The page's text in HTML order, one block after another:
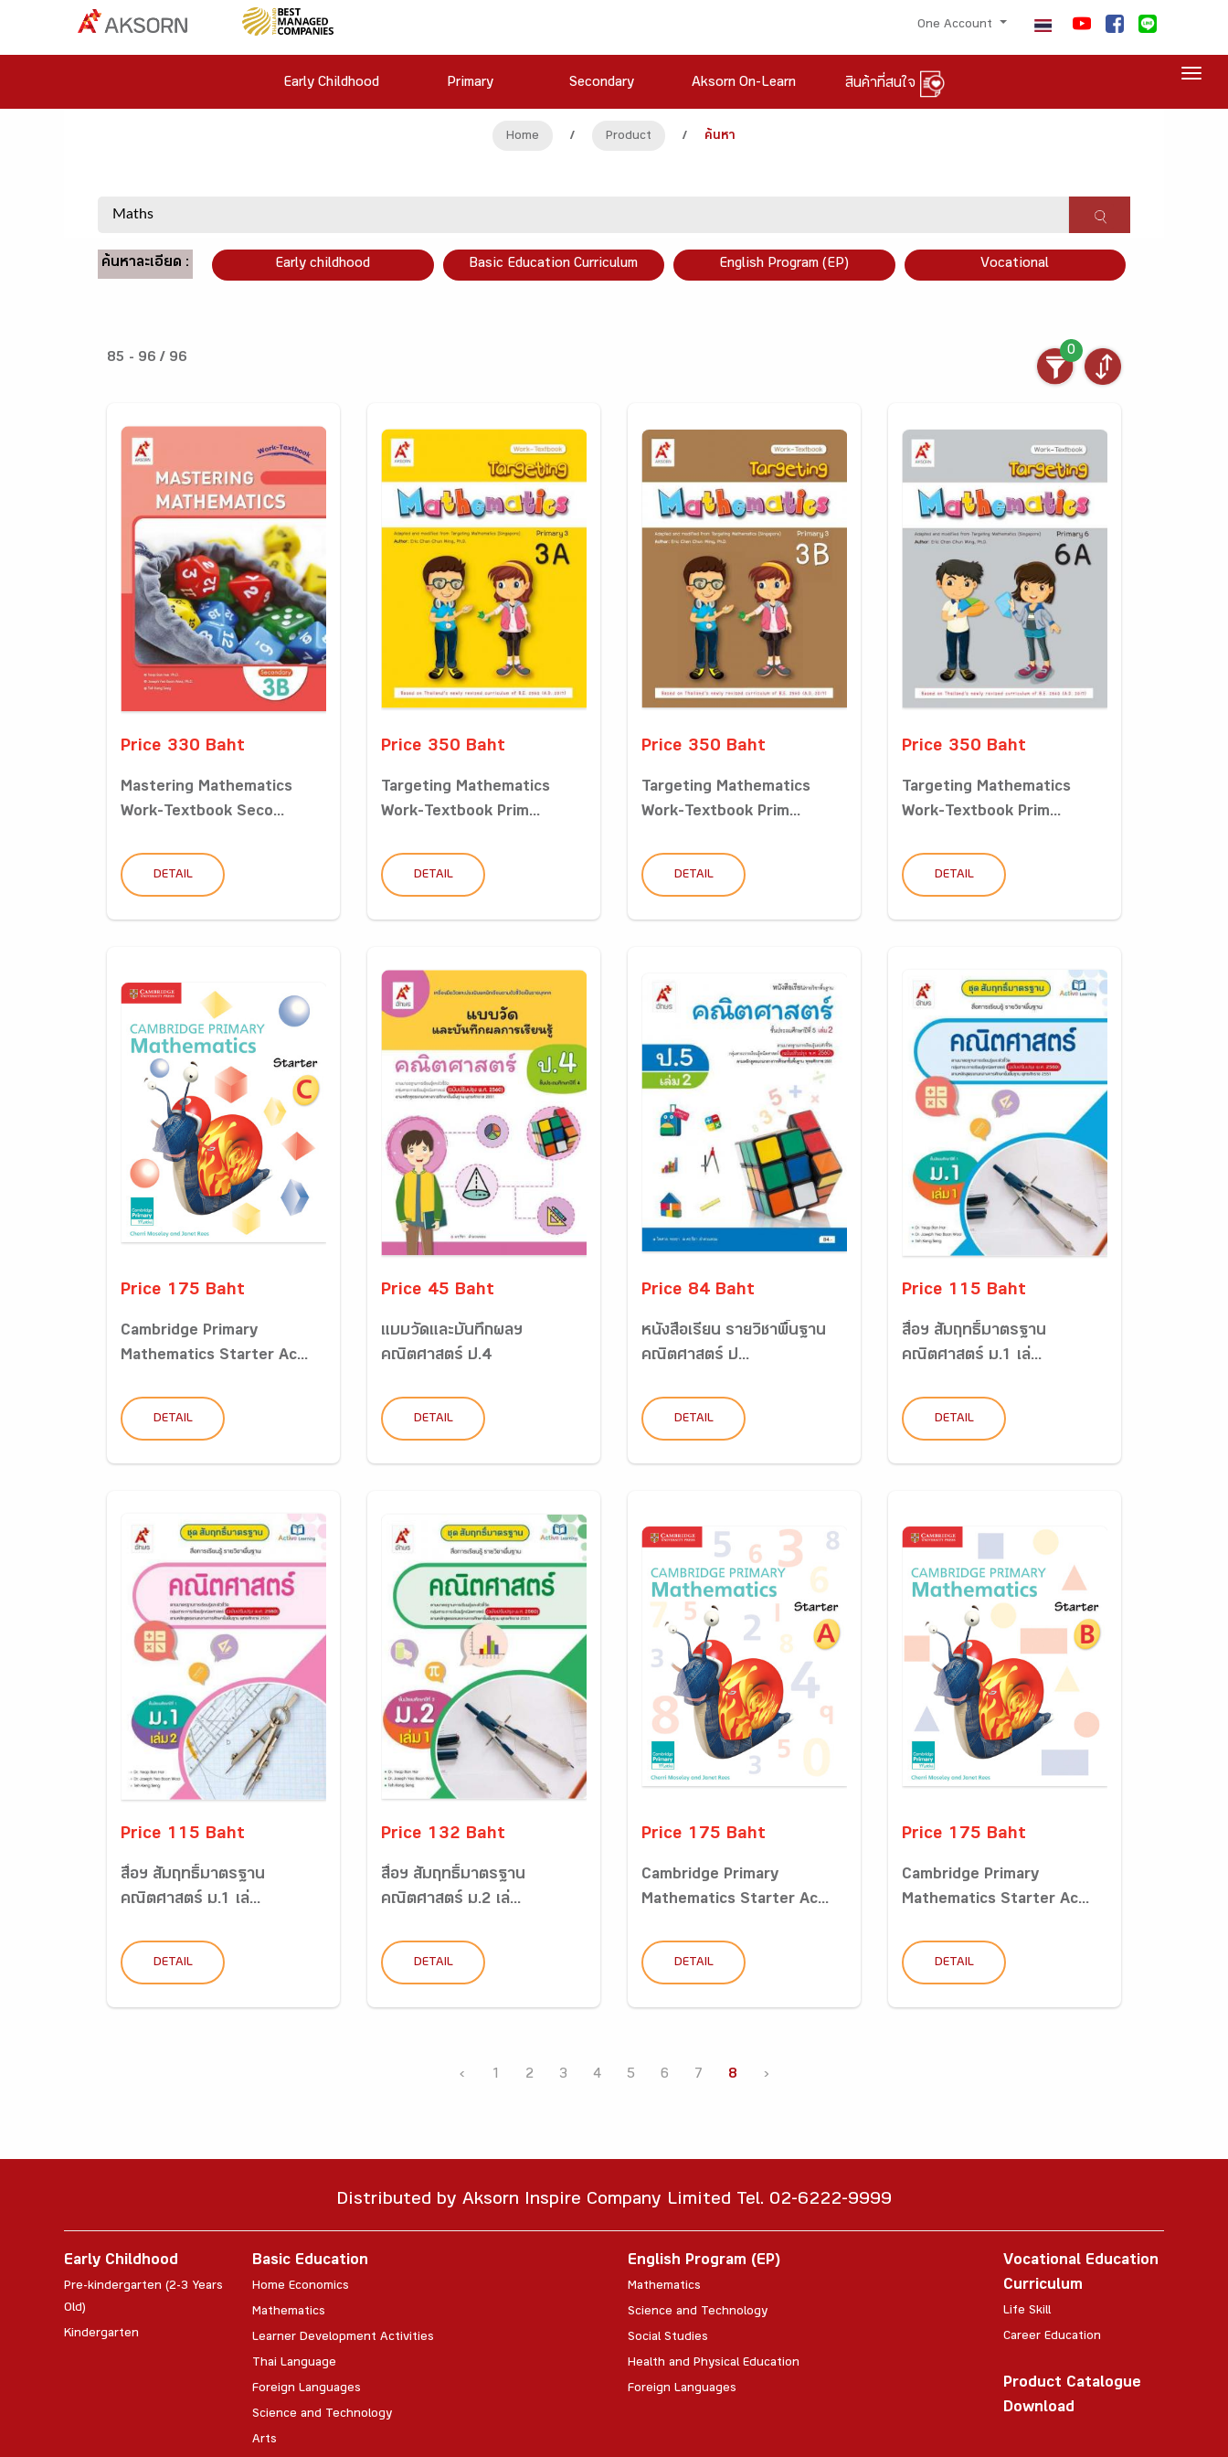
One Account
Early Childhood Primary Secondary Aksorn On-Learn สินค้าที่สนใจ
Home / Product / ค้นหา
ค้นหาละเอียด : Early childhood Basic Education Curriculum English Program (EP) Vocational
85 - 96 / 96
0
Price 330 Baht
Mastering Mathematics
Work-Textbook Seco...
DETAIL
Price 350 Baht
Targeting Mathematics
Work-Textbook Prim...
DETAIL
Price 350 Baht
Targeting Mathematics
Work-Textbook Prim...
DETAIL
Price 350 Baht
Targeting Mathematics
Work-Textbook Prim...
DETAIL
Price 175 Baht
Cambridge Primary
Mathematics Starter Ac...
DETAIL
Price 45 Baht
แบบวัดและบันทึกผลฯ
คณิตศาสตร์ ป.4
DETAIL
Price 84 Baht
หนังสือเรียน รายวิชาพื้นฐาน
คณิตศาสตร์ ป...
DETAIL
Price 115 Baht
สื่อฯ สัมฤทธิ์มาตรฐาน
คณิตศาสตร์ ม.1 เล่...
DETAIL
Price 115 Baht
สื่อฯ สัมฤทธิ์มาตรฐาน
คณิตศาสตร์ ม.1 เล่...
DETAIL
Price 132 Baht
สื่อฯ สัมฤทธิ์มาตรฐาน
คณิตศาสตร์ ม.2 เล่...
DETAIL
Price 175 Baht
Cambridge Primary
Mathematics Starter Ac...
DETAIL
Price 175 Baht
Cambridge Primary
Mathematics Starter Ac...
DETAIL
‹ 1 2 3 4 5 6 7 8 ›
Distributed by Aksorn Inspire Company Limited Tel. 02-6222-9999
Early Childhood
Pre-kindergarten (2-3 Years
Old)
Kindergarten
Basic Education
Home Economics
Mathematics
Learner Development Activities
Thai Language
Foreign Languages
Science and Technology
Arts
English Program (EP)
Mathematics
Science and Technology
Social Studies
Health and Physical Education
Foreign Languages
Vocational Education
Curriculum
Life Skill
Career Education
Product Catalogue
Download